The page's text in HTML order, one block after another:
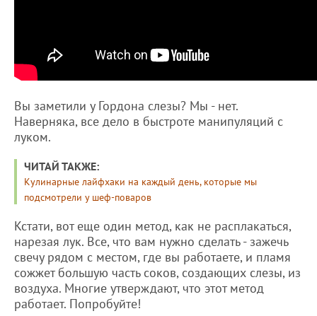
Вы заметили у Гордона слезы? Мы - нет.
Наверняка, все дело в быстроте манипуляций с
луком.
ЧИТАЙ ТАКЖЕ:
Кулинарные лайфхаки на каждый день, которые мы
подсмотрели у шеф-поваров
Кстати, вот еще один метод, как не расплакаться,
нарезая лук. Все, что вам нужно сделать - зажечь
свечу рядом с местом, где вы работаете, и пламя
сожжет большую часть соков, создающих слезы, из
воздуха. Многие утверждают, что этот метод
работает. Попробуйте!